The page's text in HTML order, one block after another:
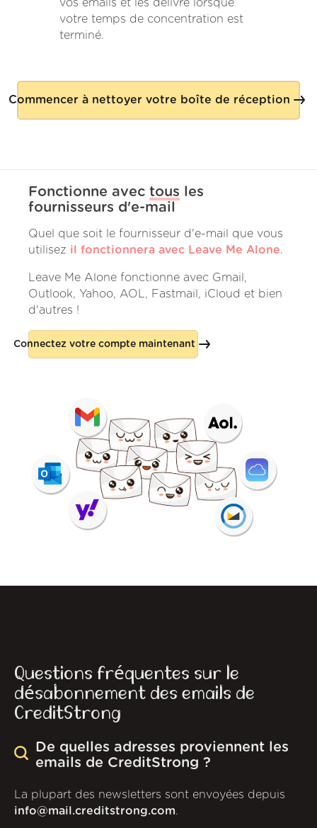
vos emails et les délivre lorsque
votre temps de concentration est
terminé.
Commencer à nettoyer votre boîte de réception
Fonctionne avec tous
les
fournisseurs d'e-mail
Quel que soit le fournisseur d'e-mail que vous
utilisez il fonctionnera avec Leave Me Alone.
Leave Me Alone fonctionne avec Gmail,
Outlook, Yahoo, AOL, Fastmail, iCloud et bien
d'autres !
Connectez votre compte maintenant
Questions fréquentes sur le
désabonnement des emails de
CreditStrong
De quelles adresses proviennent les
emails de CreditStrong ?
La plupart des newsletters sont envoyées depuis
info@mail.creditstrong.com.